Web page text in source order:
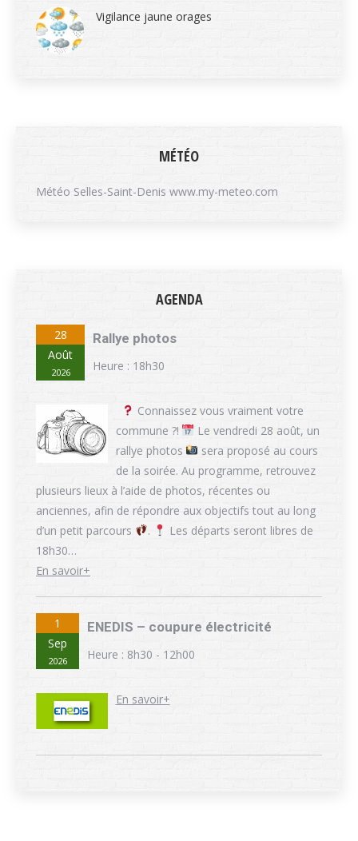
Vigilance jaune orages
MÉTÉO
Météo Selles-Saint-Denis www.my-meteo.com
AGENDA
28
Août
2026
Rallye photos
Heure : 18h30
Connaissez vous vraiment votre
commune ?!
Le vendredi 28 août, un
rallye photos
sera proposé au cours
de la soirée. Au programme, retrouvez
plusieurs lieux à l’aide de photos, récentes ou
anciennes, afin de répondre aux objectifs tout au long
d’un petit parcours
.
Les départs seront libres de
18h30…
En savoir+
1
Sep
2026
ENEDIS – coupure électricité
Heure : 8h30 - 12h00
En savoir+